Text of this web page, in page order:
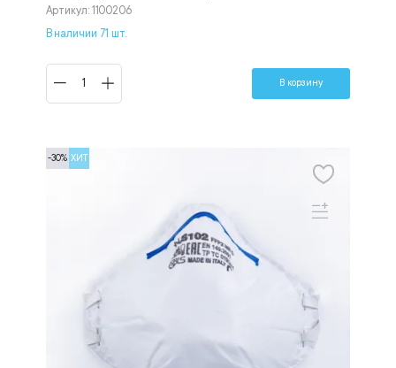
Артикул: 1100206
В наличии 71 шт.
В корзину
-30% ХИТ